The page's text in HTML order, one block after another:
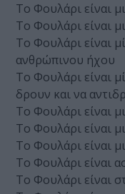
Το Φουλάρι είναι
Το Φουλάρι είναι
Το Φουλάρι είναι
ανθρώπινου ήχου
Το Φουλάρι είναι
δρουν και να
Το Φουλάρι είναι
Το Φουλάρι είναι
Το Φουλάρι είναι
Το Φουλάρι είναι
Το Φουλάρι είναι